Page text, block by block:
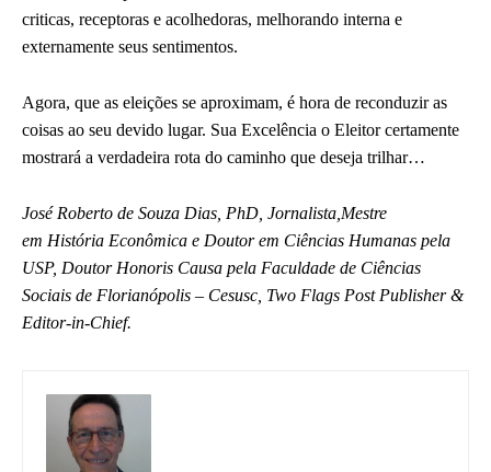
criticas, receptoras e acolhedoras, melhorando interna e
externamente seus sentimentos.
Agora, que as eleições se aproximam, é hora de reconduzir as
coisas ao seu devido lugar. Sua Excelência o Eleitor certamente
mostrará a verdadeira rota do caminho que deseja trilhar…
José Roberto de Souza Dias, PhD, Jornalista, Mestre
em História Econômica e Doutor em Ciências Humanas pela
USP, Doutor Honoris Causa pela Faculdade de Ciências
Sociais de Florianópolis – Cesusc, Two Flags Post Publisher &
Editor-in-Chief.